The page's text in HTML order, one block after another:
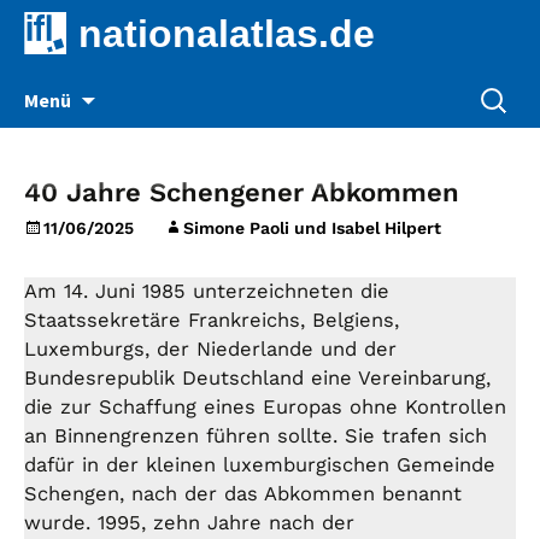
nationalatlas.de
Menü
Suche
nach:
40 Jahre Schengener Abkommen
11/06/2025 Simone Paoli und Isabel Hilpert
Am 14. Juni 1985 unterzeichneten die
Staatssekretäre Frankreichs, Belgiens,
Luxemburgs, der Niederlande und der
Bundesrepublik Deutschland eine Vereinbarung,
die zur Schaffung eines Europas ohne Kontrollen
an Binnengrenzen führen sollte. Sie trafen sich
dafür in der kleinen luxemburgischen Gemeinde
Schengen, nach der das Abkommen benannt
wurde. 1995, zehn Jahre nach der